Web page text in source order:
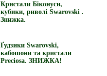
Кристали Біконуси,
кубики, риволі Swarovski .
Знижка.
Ґудзики Swarovski,
кабошони та кристали
Preciosa. ЗНИЖКА!